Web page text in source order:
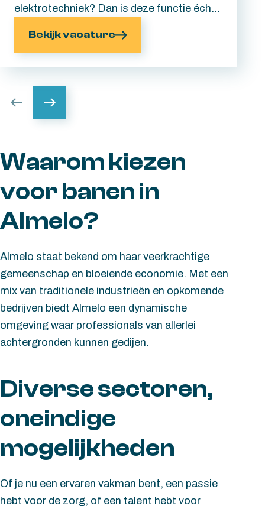
elektrotechniek? Dan is deze functie écht
Cleanroom Monteur en werkt mee aan de
assemblage van hoogwaardige hightech
fijnmechanische assemblages die vragen
Bekijk vacature
Waarom kiezen
voor banen in
Almelo?
Almelo staat bekend om haar veerkrachtige
gemeenschap en bloeiende economie. Met een
mix van traditionele industrieën en opkomende
bedrijven biedt Almelo een dynamische
omgeving waar professionals van allerlei
achtergronden kunnen gedijen.
Diverse sectoren,
oneindige
mogelijkheden
Of je nu een ervaren vakman bent, een passie
hebt voor de zorg, of een talent hebt voor